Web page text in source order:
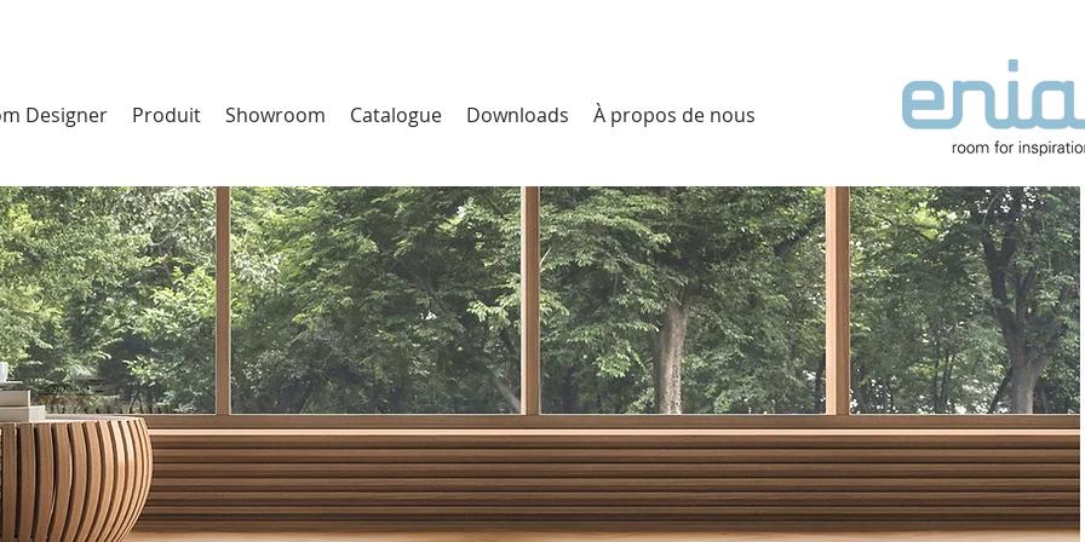
Designer Produit Showroom Catalogue Downloads À propos de nous